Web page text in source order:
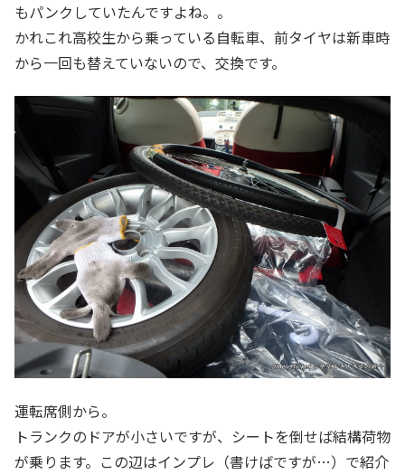
もパンクしていたんですよね。。
かれこれ高校生から乗っている自転車、前タイヤは新車時
から一回も替えていないので、交換です。
運転席側から。
トランクのドアが小さいですが、シートを倒せば結構荷物
が乗ります。この辺はインプレ（書けばですが…）で紹介